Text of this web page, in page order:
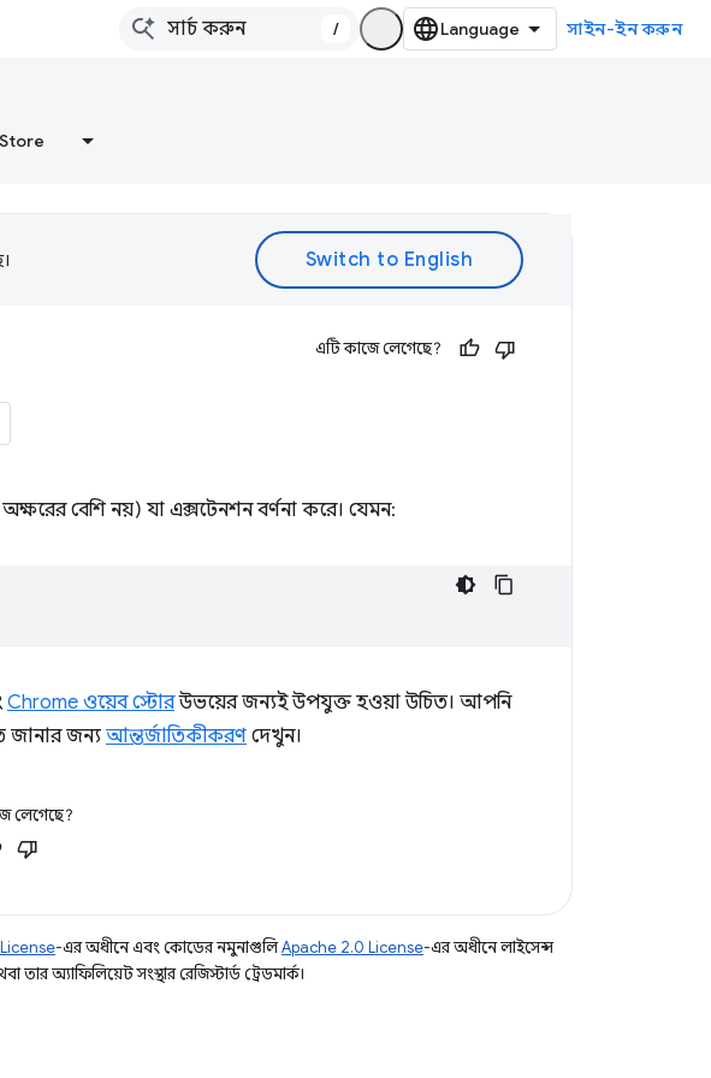
/ সাইন-ইন করুন
এটি কাজে লেগেছে?
বেশি নয়) যা এক্সটেনশন বর্ণনা করে। যেমন:
Chrome ওয়েব স্টোরউভয়ের জন্যই উপযুক্ত হওয়া উচিত। আপনি
জানার জন্য আন্তর্জাতিকীকরণ দেখুন।
লেগেছে?
-এর অধীনে এবং কোডের নমুনাগুলিApache 2.0 License-এর অধীনে লাইসেন্স
অ্যাফিলিয়েট সংস্থার রেজিস্টার্ড ট্রেডমার্ক।